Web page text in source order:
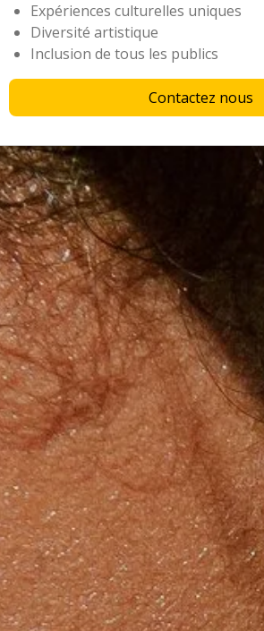
Expériences culturelles uniques
Diversité artistique
Inclusion de tous les publics
Contactez nous